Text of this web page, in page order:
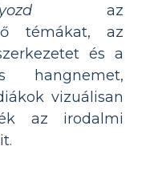
az
témákat, az
és a
hangnemet,
vizuálisan
az irodalmi